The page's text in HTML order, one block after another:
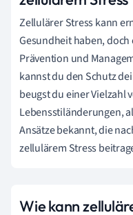
Zellulärer Stress kann
Gesundheit haben,
Prävention und
kannst du den Schutz
beugst du einer Vielzahl
Lebensstiländerungen,
Ansätze bekannt, die
zellulärem Stress
Wie kann